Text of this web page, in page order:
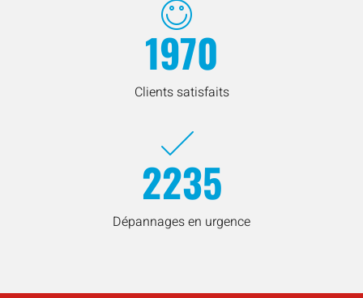
1970
Clients satisfaits
2235
Dépannages en urgence